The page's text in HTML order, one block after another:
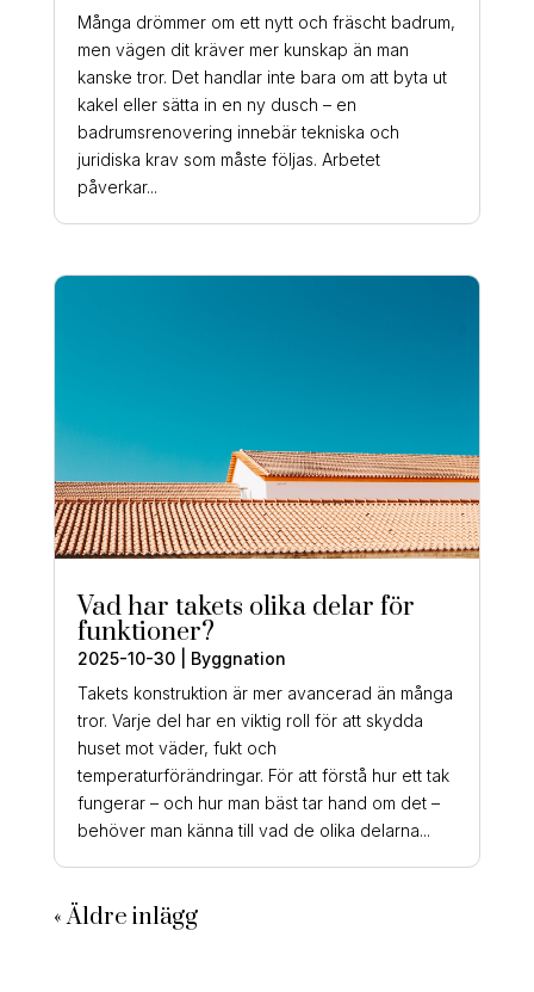
Många drömmer om ett nytt och fräscht badrum,
men vägen dit kräver mer kunskap än man
kanske tror. Det handlar inte bara om att byta ut
kakel eller sätta in en ny dusch – en
badrumsrenovering innebär tekniska och
juridiska krav som måste följas. Arbetet
påverkar...
Vad har takets olika delar för
funktioner?
2025-10-30| Byggnation
Takets konstruktion är mer avancerad än många
tror. Varje del har en viktig roll för att skydda
huset mot väder, fukt och
temperaturförändringar. För att förstå hur ett tak
fungerar – och hur man bäst tar hand om det –
behöver man känna till vad de olika delarna...
« Äldre inlägg